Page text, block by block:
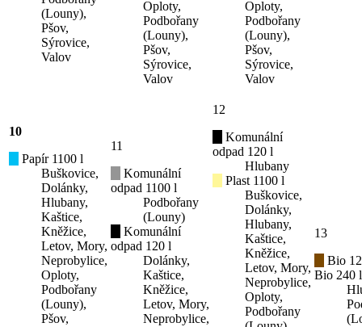
(Louny),
Pšov,
Sýrovice,
Valov
Oploty,
Podbořany
(Louny),
Pšov,
Sýrovice,
Valov
Oploty,
Podbořany
(Louny),
Pšov,
Sýrovice,
Valov
10
Papír 1100 l
Buškovice,
Dolánky,
Hlubany,
Kaštice,
Kněžice,
Letov, Mory,
Neprobylice,
Oploty,
Podbořany
(Louny),
Pšov,
11
Komunální
odpad 1100 l
Podbořany
(Louny)
Komunální
odpad 120 l
Dolánky,
Kaštice,
Kněžice,
Letov, Mory,
Neprobylice,
12
Komunální
odpad 120 l
Hlubany
Plast 1100 l
Buškovice,
Dolánky,
Hlubany,
Kaštice,
Kněžice,
Letov, Mory,
Neprobylice,
Oploty,
Podbořany
13
Bio
Bio 240 l